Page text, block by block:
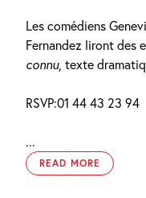
Les comédiens
Fernandez liront des
connu, texte
RSVP:01 44 43 23 94
...
READ MORE